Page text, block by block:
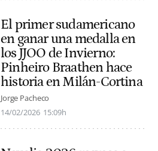
El primer sudamericano
en ganar una medalla en
los JJOO de Invierno:
Pinheiro Braathen hace
historia en Milán-Cortina
Jorge Pacheco
14/02/2026 15:09h